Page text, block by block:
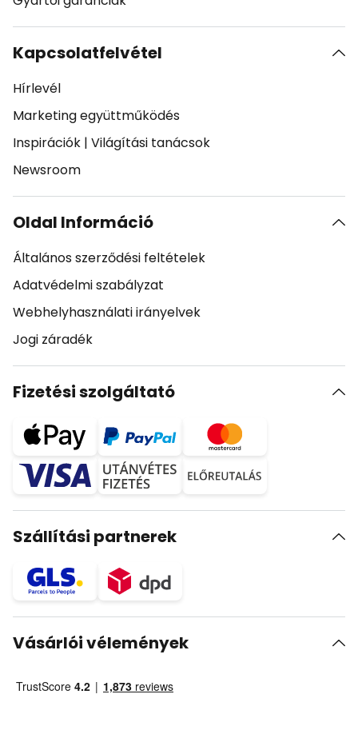
Kapcsolatfelvétel
Hírlevél
Marketing együttműködés
Inspirációk | Világítási tanácsok
Newsroom
Oldal Információ
Általános szerződési feltételek
Adatvédelmi szabályzat
Webhelyhasználati irányelvek
Jogi záradék
Fizetési szolgáltató
Szállítási partnerek
Vásárlói vélemények